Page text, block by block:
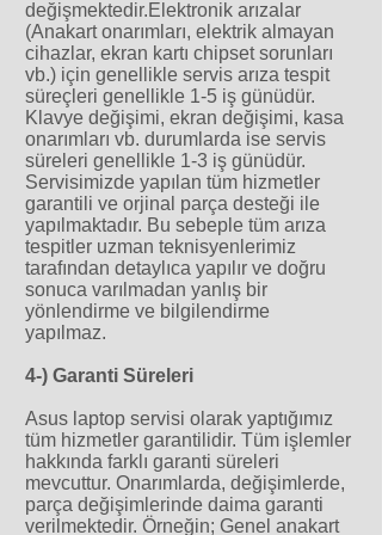
değişmektedir.Elektronik arızalar
(Anakart onarımları, elektrik almayan
cihazlar, ekran kartı chipset sorunları
vb.) için genellikle servis arıza tespit
süreçleri genellikle 1-5 iş günüdür.
Klavye değişimi, ekran değişimi, kasa
onarımları vb. durumlarda ise servis
süreleri genellikle 1-3 iş günüdür.
Servisimizde yapılan tüm hizmetler
garantili ve orjinal parça desteği ile
yapılmaktadır. Bu sebeple tüm arıza
tespitler uzman teknisyenlerimiz
tarafından detaylıca yapılır ve doğru
sonuca varılmadan yanlış bir
yönlendirme ve bilgilendirme
yapılmaz.
4-) Garanti Süreleri
Asus laptop servisi olarak yaptığımız
tüm hizmetler garantilidir. Tüm işlemler
hakkında farklı garanti süreleri
mevcuttur. Onarımlarda, değişimlerde,
parça değişimlerinde daima garanti
verilmektedir. Örneğin; Genel anakart